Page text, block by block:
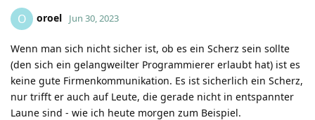
O oroel Jun 30, 2023
Wenn man sich nicht sicher ist, ob es ein Scherz sein sollte
(den sich ein gelangweilter Programmierer erlaubt hat) ist es
keine gute Firmenkommunikation. Es ist sicherlich ein Scherz,
nur trifft er auch auf Leute, die gerade nicht in entspannter
Laune sind - wie ich heute morgen zum Beispiel.